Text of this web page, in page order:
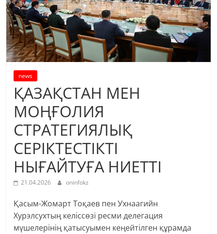
news
ҚАЗАҚСТАН МЕН
МОҢҒОЛИЯ
СТРАТЕГИЯЛЫҚ
СЕРІКТЕСТІКТІ
НЫҒАЙТУҒА НИЕТТІ
21.04.2026 oninfokz
Қасым-Жомарт Тоқаев пен Ухнаагийн
Хурэлсухтың келіссөзі ресми делегация
мүшелерінің қатысуымен кеңейтілген құрамда